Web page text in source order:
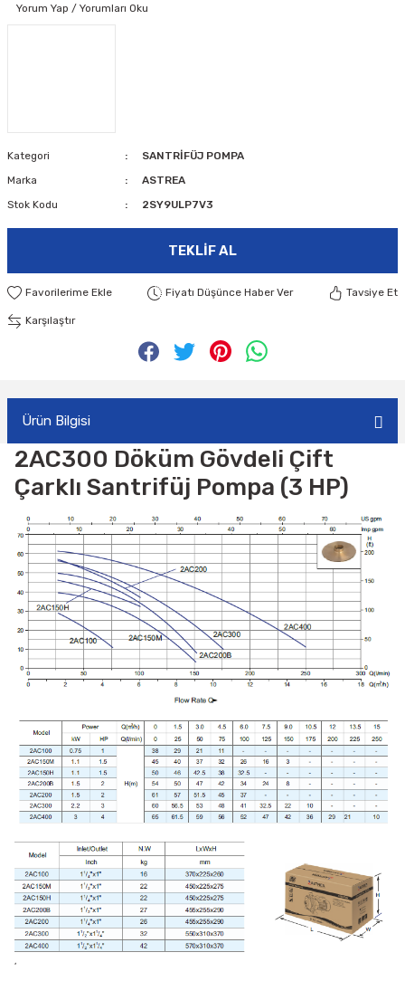
Yorum Yap / Yorumları Oku
Kategori
SANTRİFÜJ POMPA
Marka
ASTREA
Stok Kodu
2SY9ULP7V3
TEKLIF AL
Fiyatı Düşünce Haber Ver Tavsiye Et
Karşılaştır
Ürün Bilgisi
2AC300 Döküm Gövdeli Çift
Çarklı Santrifüj Pompa (3 HP)
,